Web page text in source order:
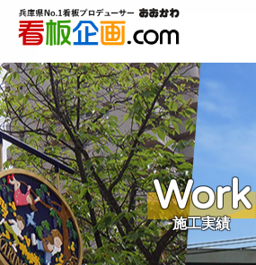
Work
施工実績